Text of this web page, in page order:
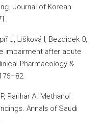
Journal of Korean
J, Lišková I, Bezdicek O,
impairment after acute
Pharmacology &
Parihar A. Methanol
Annals of Saudi